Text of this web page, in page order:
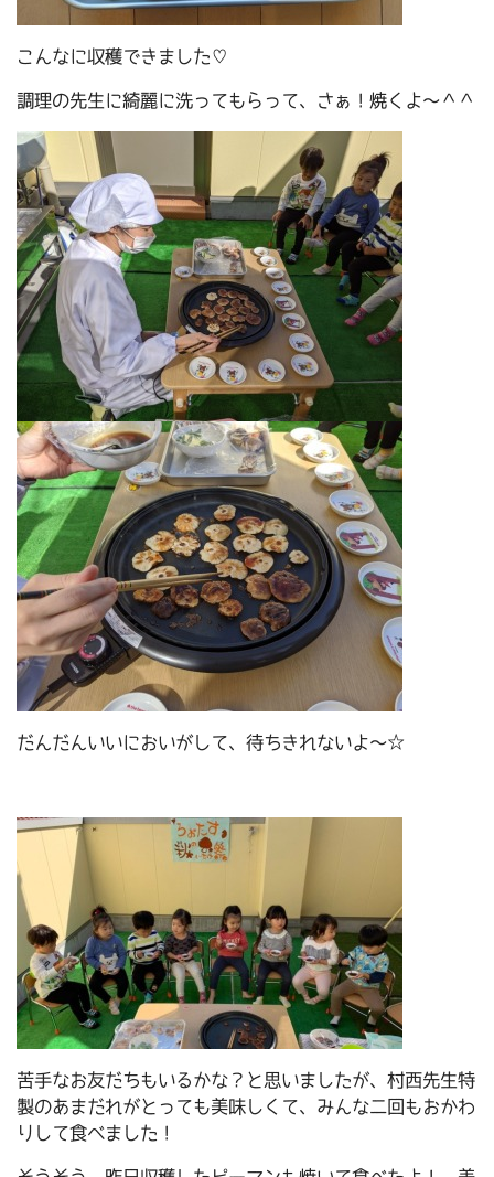
こんなに収穫できました♡
調理の先生に綺麗に洗ってもらって、さぁ！焼くよ～＾＾
だんだんいいにおいがして、待ちきれないよ～☆
苦手なお友だちもいるかな？と思いましたが、村西先生特
製のあまだれがとっても美味しくて、みんな二回もおかわ
りして食べました！